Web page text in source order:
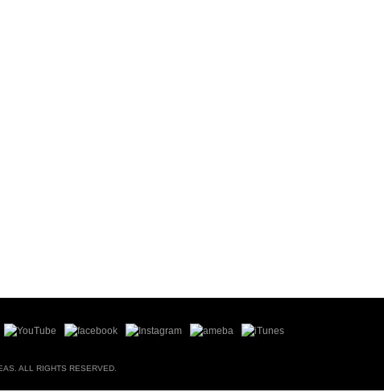
ALL RIGHTS RESERVED.